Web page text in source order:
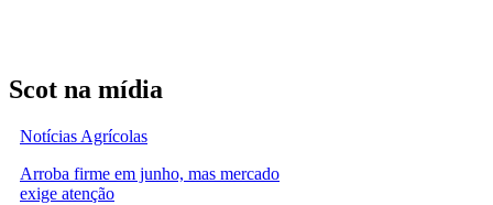
Scot na mídia
Notícias Agrícolas
Arroba firme em junho, mas mercado
exige atenção